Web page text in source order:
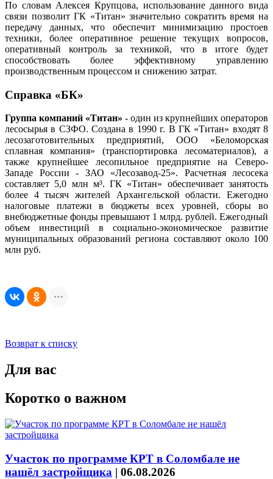
По словам Алексея Крупцова, использование данного вида
связи позволит ГК «Титан» значительно сократить время на
передачу данных, что обеспечит минимизацию простоев
техники, более оперативное решение текущих вопросов,
оперативный контроль за техникой, что в итоге будет
способствовать более эффективному управлению
производственным процессом и снижению затрат.
Справка «БК»
Группа компаний «Титан» - один из крупнейших операторов
лесосырья в СЗФО. Создана в 1990 г. В ГК «Титан» входят 8
лесозаготовительных предприятий, ООО «Беломорская
сплавная компания» (транспортировка лесоматериалов), а
также крупнейшее лесопильное предприятие на Северо-
Западе России - ЗАО «Лесозавод-25». Расчетная лесосека
составляет 5,0 млн м³. ГК «Титан» обеспечивает занятость
более 4 тысяч жителей Архангельской области. Ежегодно
налоговые платежи в бюджеты всех уровней, сборы во
внебюджетные фонды превышают 1 млрд. рублей. Ежегодный
объем инвестиций в социально-экономическое развитие
муниципальных образований региона составляют около 100
млн руб.
Возврат к списку
Для вас
Коротко о важном
Участок по программе КРТ в Соломбале не
нашёл застройщика | 06.08.2026